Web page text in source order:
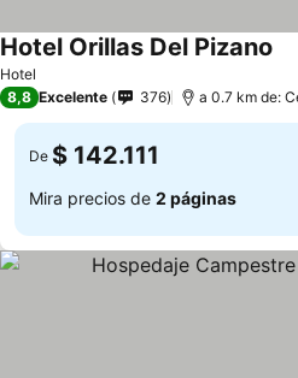
Hotel
Hotel Orillas Del Pizano
8,8 Excelente 376 a 0.7 km de:
De $ 142.111
Mira precios de 2 páginas